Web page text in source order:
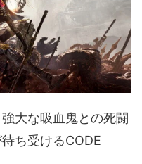
大な吸血鬼との死闘
ち受けるCODE